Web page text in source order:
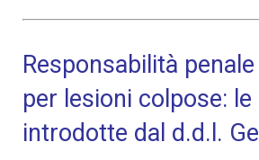
Responsabilità
per lesioni colpose: le
introdotte dal d.d.l.